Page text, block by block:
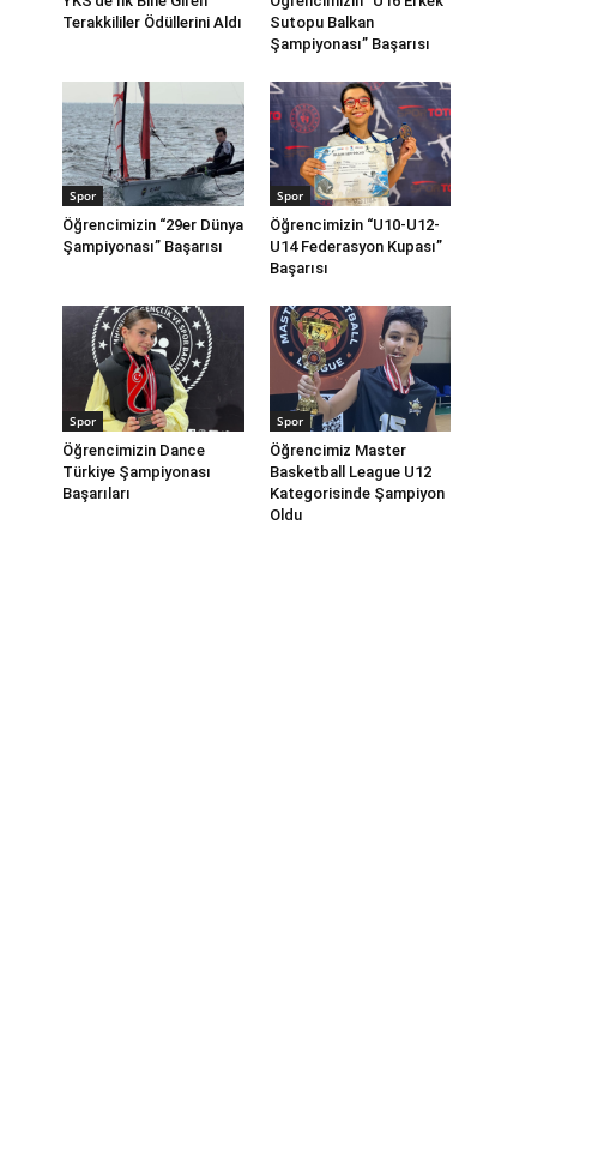
Terakkililer Ödüllerini Aldı
Sutopu Balkan
Şampiyonası” Başarısı
Spor
Öğrencimizin “29er Dünya
Şampiyonası” Başarısı
Spor
Öğrencimizin “U10-U12-
U14 Federasyon Kupası”
Başarısı
Spor
Öğrencimizin Dance
Türkiye Şampiyonası
Başarıları
Spor
Öğrencimiz Master
Basketball League U12
Kategorisinde Şampiyon
Oldu